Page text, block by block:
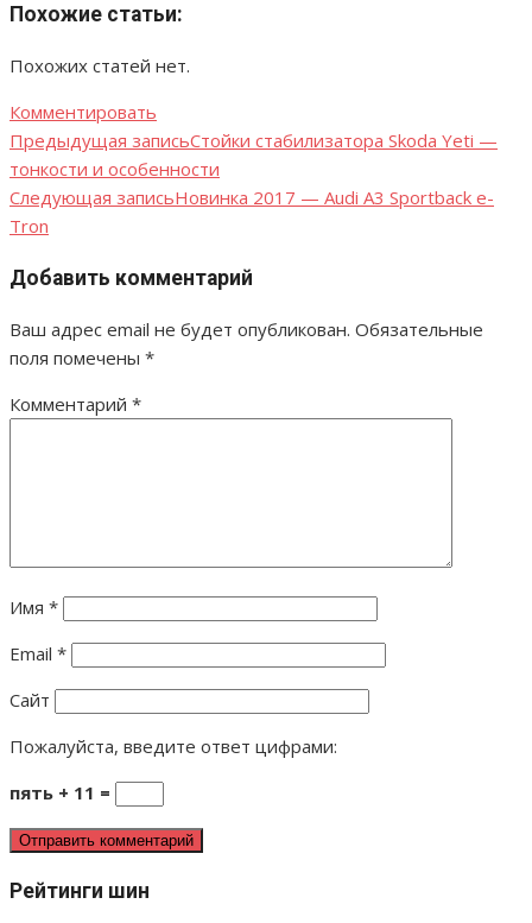
Похожие статьи:
Похожих статей нет.
Комментировать
Навигация
по
записям
Предыдущая записьСтойки стабилизатора Skoda Yeti —
тонкости и особенности
Следующая записьНовинка 2017 — Audi A3 Sportback e-
Tron
Добавить комментарий
Ваш адрес email не будет опубликован. Обязательные
поля помечены *
Комментарий *
Имя *
Email *
Сайт
Пожалуйста, введите ответ цифрами:
пять + 11 =
Рейтинги шин